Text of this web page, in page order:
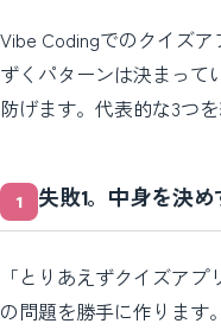
Vibe Codingでのクイズ
ずくパターンは決まって
防げます。代表的な3つを
失敗1。中身を決
「とりあえずクイズア
の問題を勝手に作ります